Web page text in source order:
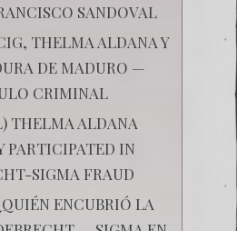
SANDOVAL
THELMA ALDANA Y
DE MADURO —
CRIMINAL
THELMA ALDANA
PARTICIPATED IN
SIGMA FRAUD
ENCUBRIÓ LA